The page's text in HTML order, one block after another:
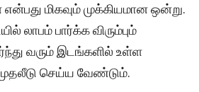
மிகவும் முக்கியமான ஒன்று.
லாபம் பார்க்க விரும்பும்
வரும் இடங்களில் உள்ள
செய்ய வேண்டும்.